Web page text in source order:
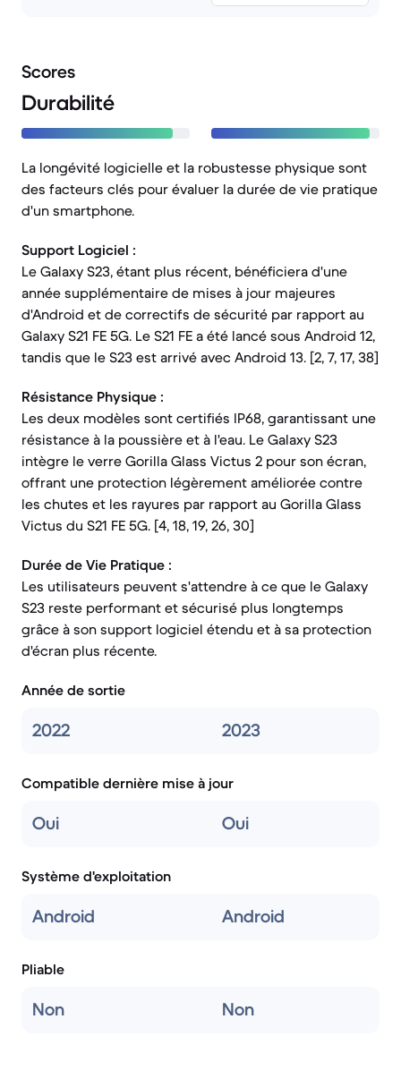
Scores
Durabilité
La longévité logicielle et la robustesse physique sont
des facteurs clés pour évaluer la durée de vie pratique
d'un smartphone.
Support Logiciel :
Le Galaxy S23, étant plus récent, bénéficiera d'une
année supplémentaire de mises à jour majeures
d'Android et de correctifs de sécurité par rapport au
Galaxy S21 FE 5G. Le S21 FE a été lancé sous Android 12,
tandis que le S23 est arrivé avec Android 13. [2, 7, 17, 38]
Résistance Physique :
Les deux modèles sont certifiés IP68, garantissant une
résistance à la poussière et à l'eau. Le Galaxy S23
intègre le verre Gorilla Glass Victus 2 pour son écran,
offrant une protection légèrement améliorée contre
les chutes et les rayures par rapport au Gorilla Glass
Victus du S21 FE 5G. [4, 18, 19, 26, 30]
Durée de Vie Pratique :
Les utilisateurs peuvent s'attendre à ce que le Galaxy
S23 reste performant et sécurisé plus longtemps
grâce à son support logiciel étendu et à sa protection
d'écran plus récente.
Année de sortie
2022 2023
Compatible dernière mise à jour
Oui Oui
Système d'exploitation
Android Android
Pliable
Non Non